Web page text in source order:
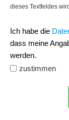
dieses Textfeldes
Ich habe die
dass meine
werden.
zustimmen